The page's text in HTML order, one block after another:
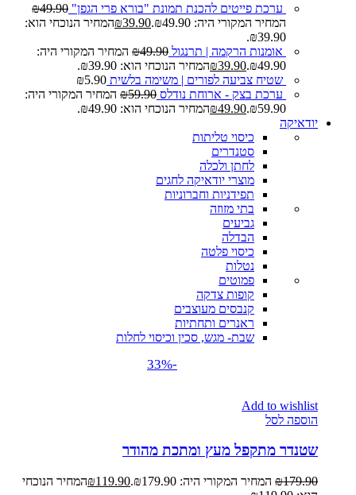
ערכת פייטים להכנת תמונת "בורא פרי הגפן" ₪49.90
המחיר המקורי היה: ₪49.90.
₪39.90
המחיר הנוכחי הוא:
₪39.90.
אומנות הרקמה | תרנגול
₪49.90
המחיר המקורי היה:
₪49.90.
₪39.90
המחיר הנוכחי הוא: ₪39.90.
שטיח צביעה לפורים | משימה בלשית
₪5.90
ערכת בצק - ארוחת נודלס
₪59.90
המחיר המקורי היה:
₪59.90.
₪49.90
המחיר הנוכחי הוא: ₪49.90.
יודאיקה
כיסוי טליתות
סטנדרים
לחתן ולכלה
מוצרי יודאיקה לחגים
תפידניות וחברוניות
בתי מזוזה
גביעים
הבדלה
כיסוי פלטה
נטלות
פמוטים
קופות צדקה
קנבסים מעוצבים
ראנרים ותחתיות
שבת- מגש, סכין וכיסוי לחלות
-33%
Add to wishlist
הוספה לסל
שטנדר מתקפל מעץ ומתכת מהודר
₪179.90 המחיר המקורי היה: ₪179.90. ₪119.90
המחיר הנוכחי